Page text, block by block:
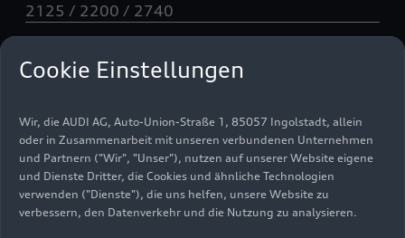
2125 / 2200 / 2740
Datenblatt
Sportback e-tron (185 kW)
Download
Cookie Einstellungen
Wir, die AUDI AG, Auto-Union-Straße 1, 85057 Ingolstadt, allein
oder in Zusammenarbeit mit unseren verbundenen Unternehmen
und Partnern ("Wir", "Unser"), nutzen auf unserer Website eigene
und Dienste Dritter, die Cookies und ähnliche Technologien
verwenden ("Dienste"), die uns helfen, unsere Website zu
verbessern, den Datenverkehr und die Nutzung zu analysieren.